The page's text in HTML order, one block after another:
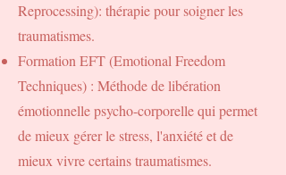
Reprocessing): thérapie pour soigner les
traumatismes.
Formation EFT (Emotional Freedom
Techniques) : Méthode de libération
émotionnelle psycho-corporelle qui permet
de mieux gérer le stress, l'anxiété et de
mieux vivre certains traumatismes.